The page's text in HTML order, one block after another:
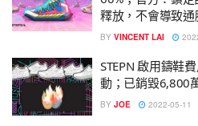
釋放，不會導致通
BY VINCENT LAI
STEPN 啟用鑄鞋
動；已銷毀6,800
BY JOE 2022-05-11